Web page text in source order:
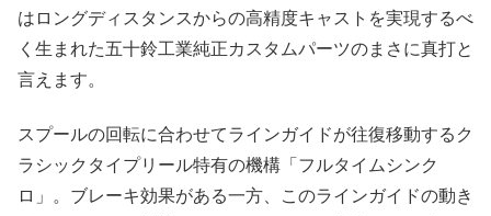
はロングディスタンスからの高精度キャストを実現するべ
く生まれた五十鈴工業純正カスタムパーツのまさに真打と
言えます。
スプールの回転に合わせてラインガイドが往復移動するク
ラシックタイプリール特有の機構「フルタイムシンク
ロ」。ブレーキ効果がある一方、このラインガイドの動き